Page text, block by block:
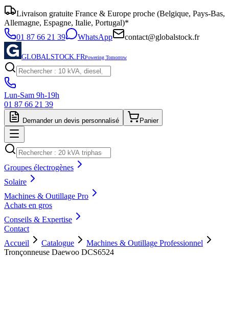
Livraison gratuite France & Europe proche (Belgique, Pays-Bas,
Allemagne, Espagne, Italie, Portugal)*
01 87 66 21 39
WhatsApp contact@globalstock.fr
GLOBALSTOCK.FRPowering Tomorrow
Lun-Sam 9h-19h
01 87 66 21 39
Demander un devis personnalisé Panier
Groupes électrogènes
Solaire
Machines & Outillage Pro
Achats en gros
Conseils & Expertise
Contact
Accueil
Catalogue
Machines & Outillage Professionnel
Tronçonneuse Daewoo DCS6524